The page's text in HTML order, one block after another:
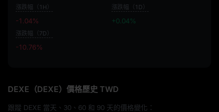
漲跌幅（1H）
-1.04%
漲跌幅（1D）
+0.04%
漲跌幅（7D）
-10.76%
DEXE（DEXE）價格歷史 TWD
跟蹤 DEXE 當天、30、60 和 90 天的價格變化：